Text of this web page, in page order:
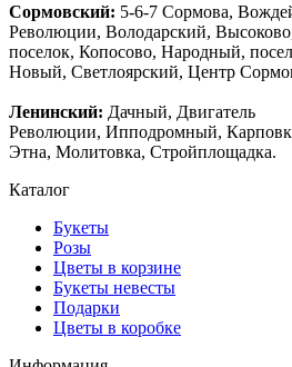
Сормовский: 5-6-7 Сормова,
Революции, Володарский,
поселок, Копосово, Народный,
Новый, Светлоярский, Центр
Ленинский: Дачный, Двигатель
Революции, Ипподромный,
Этна, Молитовка, Стройплощадка.
Каталог
Букеты
Розы
Цветы в корзине
Букеты невесты
Подарки
Цветы в коробке